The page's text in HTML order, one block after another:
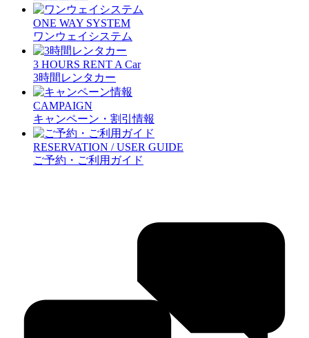
ONE WAY SYSTEM
ワンウェイシステム
3 HOURS RENT A Car
3時間レンタカー
CAMPAIGN
キャンペーン・割引情報
RESERVATION / USER GUIDE
ご予約・ご利用ガイド